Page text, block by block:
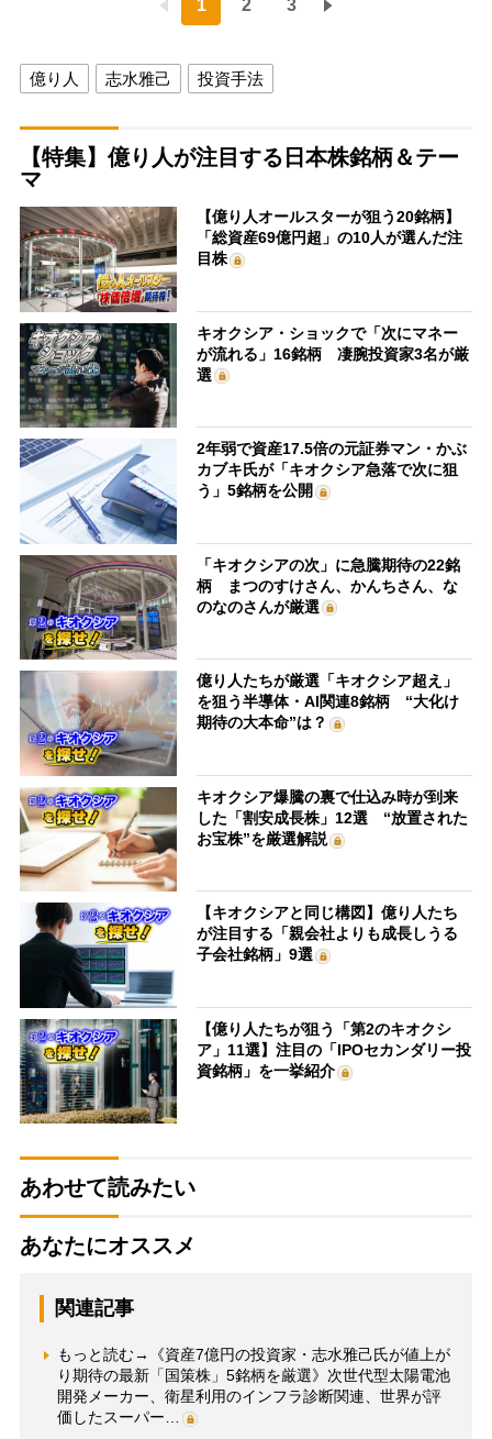
1 2 3
億り人 志水雅己 投資手法
【特集】億り人が注目する日本株銘柄＆テー
マ
【億り人オールスターが狙う20銘柄】
「総資産69億円超」の10人が選んだ注
目株
キオクシア・ショックで「次にマネー
が流れる」16銘柄 凄腕投資家3名が厳
選
2年弱で資産17.5倍の元証券マン・かぶ
カブキ氏が「キオクシア急落で次に狙
う」5銘柄を公開
「キオクシアの次」に急騰期待の22銘
柄 まつのすけさん、かんちさん、な
のなのさんが厳選
億り人たちが厳選「キオクシア超え」
を狙う半導体・AI関連8銘柄 “大化け
期待の大本命”は？
キオクシア爆騰の裏で仕込み時が到来
した「割安成長株」12選 “放置された
お宝株”を厳選解説
【キオクシアと同じ構図】億り人たち
が注目する「親会社よりも成長しうる
子会社銘柄」9選
【億り人たちが狙う「第2のキオクシ
ア」11選】注目の「IPOセカンダリー投
資銘柄」を一挙紹介
あわせて読みたい
あなたにオススメ
関連記事
もっと読む→《資産7億円の投資家・志水雅己氏が値上が
り期待の最新「国策株」5銘柄を厳選》次世代型太陽電池
開発メーカー、衛星利用のインフラ診断関連、世界が評
価したスーパー…